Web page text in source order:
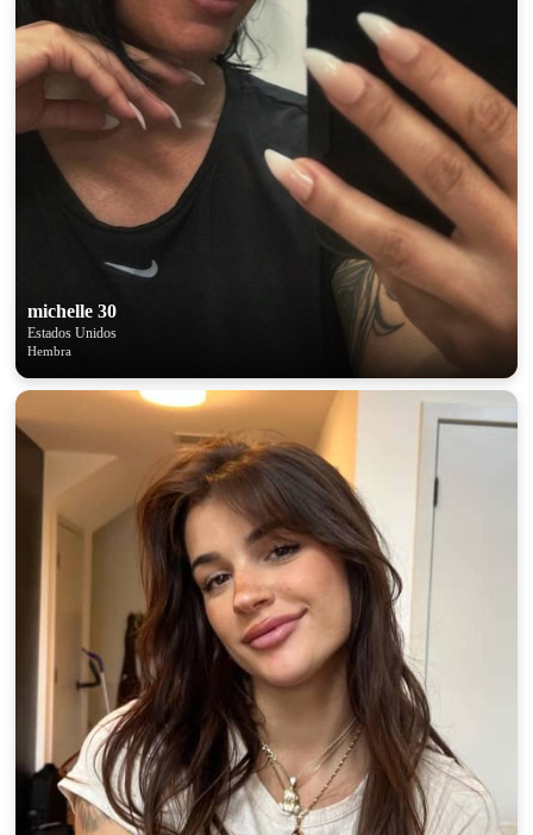
michelle 30
Estados Unidos
Hembra
upload your own photo
100% FREE
×10 more visibility